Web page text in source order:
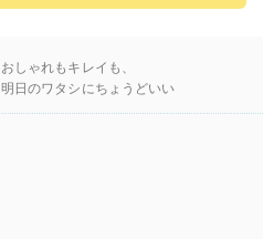
おしゃれもキレイも、
明日のワタシにちょうどいい